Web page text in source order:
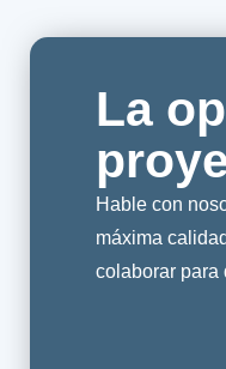
La
Hable con
máxima
colaborar para